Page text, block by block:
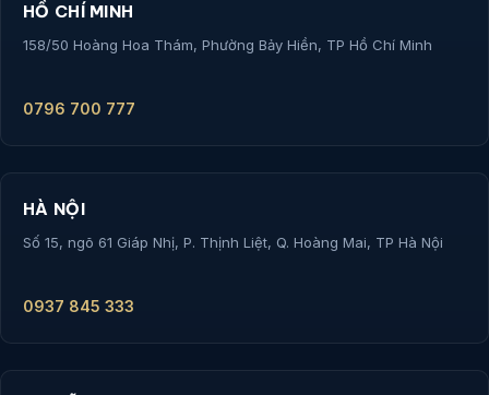
HỒ CHÍ MINH
158/50 Hoàng Hoa Thám, Phường Bảy Hiền, TP Hồ Chí Minh
0796 700 777
HÀ NỘI
Số 15, ngõ 61 Giáp Nhị, P. Thịnh Liệt, Q. Hoàng Mai, TP Hà Nội
0937 845 333